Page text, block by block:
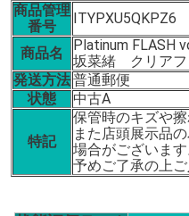
商品管理
番号
ITYPXU5QKPZ6
商品名
Platinum
坂菜緒 クリアフ
発送方法普通郵便
状態
中古A
特記
保管時のキズや擦
また店頭展示品
場合がございます
予めご了承の上ご